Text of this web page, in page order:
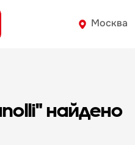
Москва